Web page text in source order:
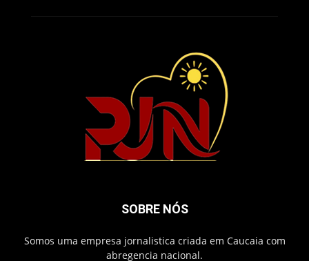
SOBRE NÓS
Somos uma empresa jornalistica criada em Caucaia com
abregencia nacional.